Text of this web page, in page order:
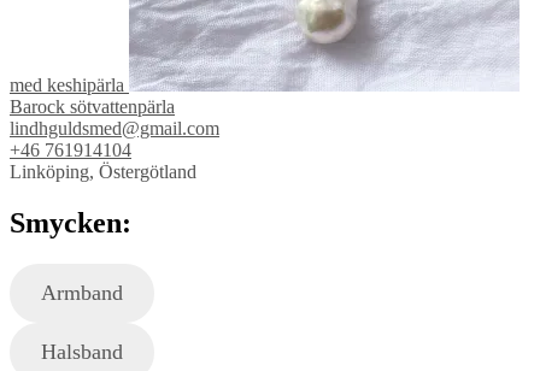
med keshipärla
Barock sötvattenpärla
lindhguldsmed@gmail.com
+46 761914104
Linköping, Östergötland
Smycken:
Armband
Halsband